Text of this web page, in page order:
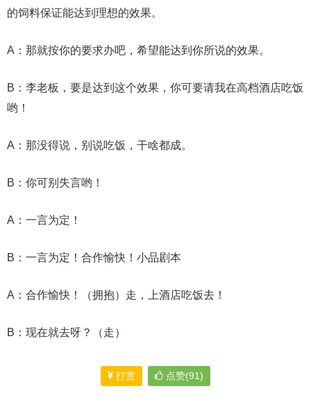
的饲料保证能达到理想的效果。
A：那就按你的要求办吧，希望能达到你所说的效果。
B：李老板，要是达到这个效果，你可要请我在高档酒店吃饭
哟！
A：那没得说，别说吃饭，干啥都成。
B：你可别失言哟！
A：一言为定！
B：一言为定！合作愉快！小品剧本
A：合作愉快！（拥抱）走，上酒店吃饭去！
B：现在就去呀？（走）
打赏 点赞(91)